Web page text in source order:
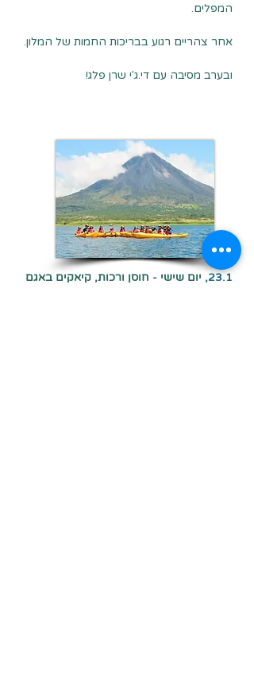
המפלים.
אחר צהריים רגוע בבריכות החמות של המלון.
ובערב מסיבה עם די.ג'י שרן פלג!
23.1, יום שישי - חוסן ורכות, קיאקים באגם